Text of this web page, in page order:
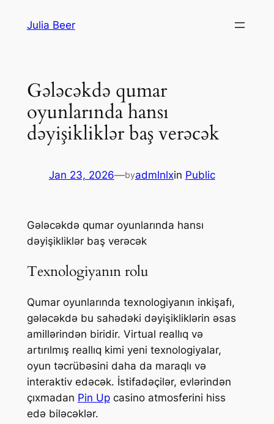
Julia Beer
Gələcəkdə qumar
oyunlarında hansı
dəyişikliklər baş verəcək
Jan 23, 2026—byadmlnlxin Public
Gələcəkdə qumar oyunlarında hansı
dəyişikliklər baş verəcək
Texnologiyanın rolu
Qumar oyunlarında texnologiyanın inkişafı,
gələcəkdə bu sahədəki dəyişikliklərin əsas
amillərindən biridir. Virtual reallıq və
artırılmış reallıq kimi yeni texnologiyalar,
oyun təcrübəsini daha da maraqlı və
interaktiv edəcək. İstifadəçilər, evlərindən
çıxmadan Pin Upcasino atmosferini hiss
edə biləcəklər.